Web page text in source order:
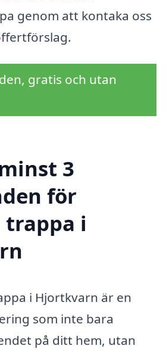
genom att kontaka oss
gratis och utan
3
för
trappa i
i Hjortkvarn är en
som inte bara
på ditt hem, utan